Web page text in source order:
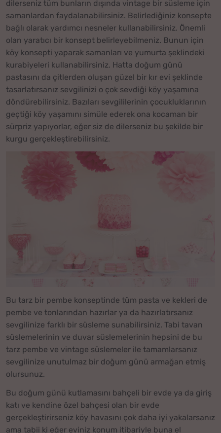
dilerseniz tüm bunların dışında vintage bir süsleme için
samanlardan faydalanabilirsiniz. Belirlediğiniz konsepte
bağlı olarak yardımcı nesneler kullanabilirsiniz. Önemli
olan yaratıcı bir konsept belirleyebilmeniz. Bunun için
köy konsepti yaparak samanları ve yumurta şeklindeki
kurabiyeleri kullanabilirsiniz. Hatta doğum günü
pastasını da çitlerden oluşan güzel bir kır evi şeklinde
tasarlatırsanız sevgilinizi o çok sevdiği köy yaşamına
döndürebilirsiniz. Bazıları sevgililerinin çocukluklarının
geçtiği köy yaşamını simüle ederek ona kocaman bir
sürpriz yapıyorlar, eğer siz de dilerseniz bu şekilde bir
kurgu gerçekleştirebilirsiniz.
Bu tarz bir pembe konseptinde tüm pasta ve kekleri de
pembe ve tonlarından hazırlar ya da hazırlatırsanız
sevgilinize farklı bir süsleme sunabilirsiniz. Tabi tavan
süslemelerinin ve duvar süslemelerinin hepsini de bu
tarz pembe ve vintage süslemeler ile tamamlarsanız
sevgilinize unutulmaz bir doğum günü armağan etmiş
olursunuz.
Bu doğum günü kutlamasını bahçeli bir evde ya da giriş
katı ve kendine özel bahçesi olan bir evde
gerçekleştirirseniz köy havasını çok daha iyi yakalarsanız
ama tabii ki eğer eviniz konum itibariyle buna el